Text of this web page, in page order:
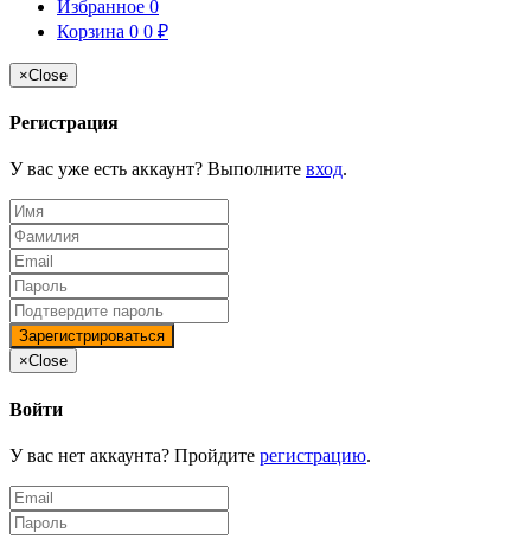
Избранное 0
Корзина 0 0 ₽
×Close
Регистрация
У вас уже есть аккаунт? Выполните вход.
×Close
Войти
У вас нет аккаунта? Пройдите регистрацию.